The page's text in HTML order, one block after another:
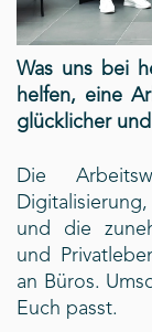
Was uns bei
helfen, eine
glücklicher
Die
und die
und
an Büros.
Euch passt.